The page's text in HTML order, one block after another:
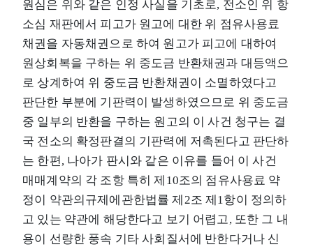
원심은 위와 같은 인정 사실을 기초로, 전소인 위 항
소심 재판에서 피고가 원고에 대한 위 점유사용료
채권을 자동채권으로 하여 원고가 피고에 대하여
원상회복을 구하는 위 중도금 반환채권과 대등액으
로 상계하여 위 중도금 반환채권이 소멸하였다고
판단한 부분에 기판력이 발생하였으므로 위 중도금
중 일부의 반환을 구하는 원고의 이 사건 청구는 결
국 전소의 확정판결의 기판력에 저촉된다고 판단하
는 한편, 나아가 판시와 같은 이유를 들어 이 사건
매매계약의 각 조항 특히 제10조의 점유사용료 약
정이 약관의규제에관한법률 제2조 제1항이 정의하
고 있는 약관에 해당한다고 보기 어렵고, 또한 그 내
용이 선량한 풍속 기타 사회질서에 반한다거나 신